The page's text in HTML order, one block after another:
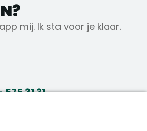
mij. Ik sta voor je klaar.
31 31